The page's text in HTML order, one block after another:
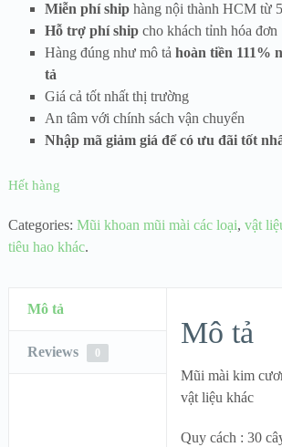
Miễn phí shiphàng nội thành HCM từ
Hỗ trợ phí shipcho khách tỉnh hóa đơn
Hàng đúng như mô tả hoàn tiền 111%
tả
Giá cả tốt nhất thị trường
An tâm với chính sách vận chuyển
Nhập mã giảm giá để có ưu đãi tốt
Hết hàng
Categories: Mũi khoan mũi mài các loại, vật
tiêu hao khác.
Mô tả
Reviews 0
Mô tả
Mũi mài kim
vật liệu khác
Quy cách : 30